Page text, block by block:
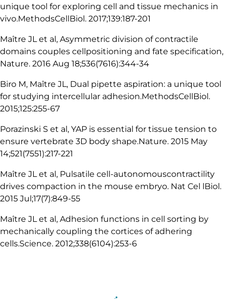
unique tool for exploring cell and tissue mechanics in
vivo.MethodsCellBiol. 2017;139:187-201
Maître JL et al, Asymmetric division of contractile
domains couples cellpositioning and fate specification,
Nature. 2016 Aug 18;536(7616):344-34
Biro M, Maître JL, Dual pipette aspiration: a unique tool
for studying intercellular adhesion.MethodsCellBiol.
2015;125:255-67
Porazinski S et al, YAP is essential for tissue tension to
ensure vertebrate 3D body shape.Nature. 2015 May
14;521(7551):217-221
Maître JL et al, Pulsatile cell-autonomouscontractility
drives compaction in the mouse embryo. Nat Cel lBiol.
2015 Jul;17(7):849-55
Maître JL et al, Adhesion functions in cell sorting by
mechanically coupling the cortices of adhering
cells.Science. 2012;338(6104):253-6